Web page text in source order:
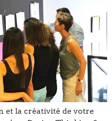
et la créativité de votre